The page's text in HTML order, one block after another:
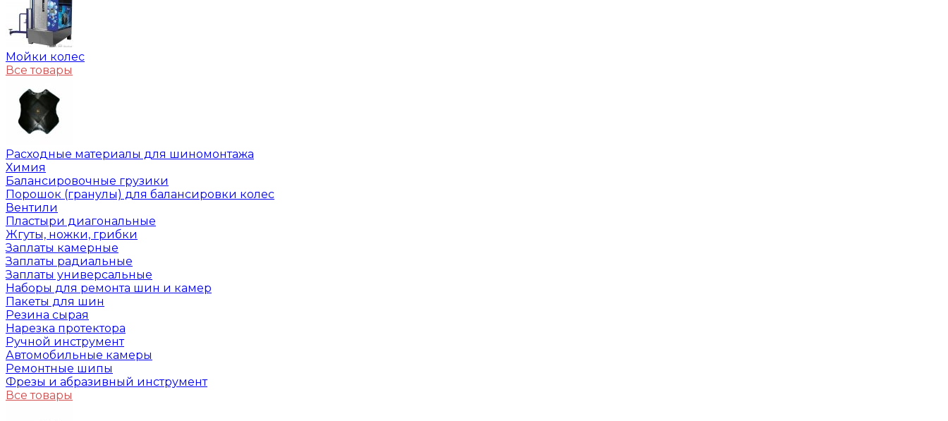
Мойки колес
Все товары
Расходные материалы для шиномонтажа
Химия
Балансировочные грузики
Порошок (гранулы) для балансировки колес
Вентили
Пластыри диагональные
Жгуты, ножки, грибки
Заплаты камерные
Заплаты радиальные
Заплаты универсальные
Наборы для ремонта шин и камер
Пакеты для шин
Резина сырая
Нарезка протектора
Ручной инструмент
Автомобильные камеры
Ремонтные шипы
Фрезы и абразивный инструмент
Все товары